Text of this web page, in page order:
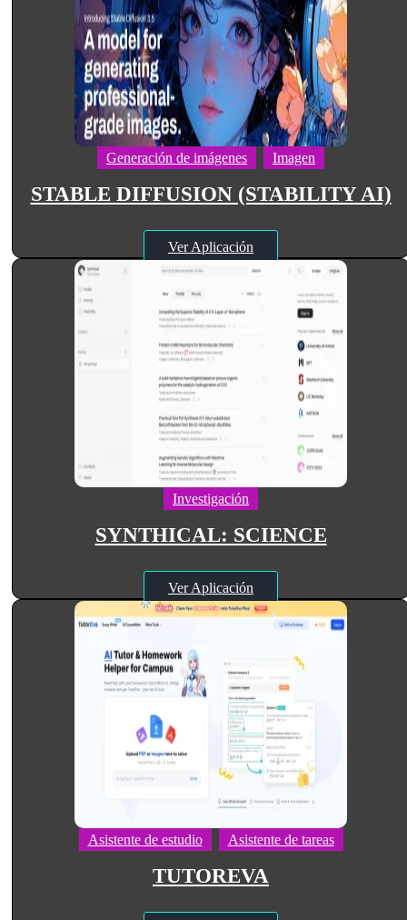
Generación de imágenes Imagen
STABLE DIFFUSION (STABILITY AI)
Ver Aplicación
Investigación
SYNTHICAL: SCIENCE
Ver Aplicación
Asistente de estudio Asistente de tareas
TUTOREVA